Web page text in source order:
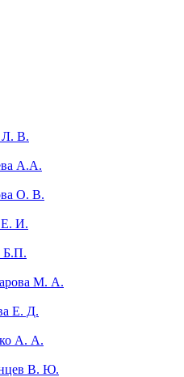
Л. В.
А.А.
О. В.
Е. И.
Б.П.
М. А.
Е. Д.
А. А.
В. Ю.